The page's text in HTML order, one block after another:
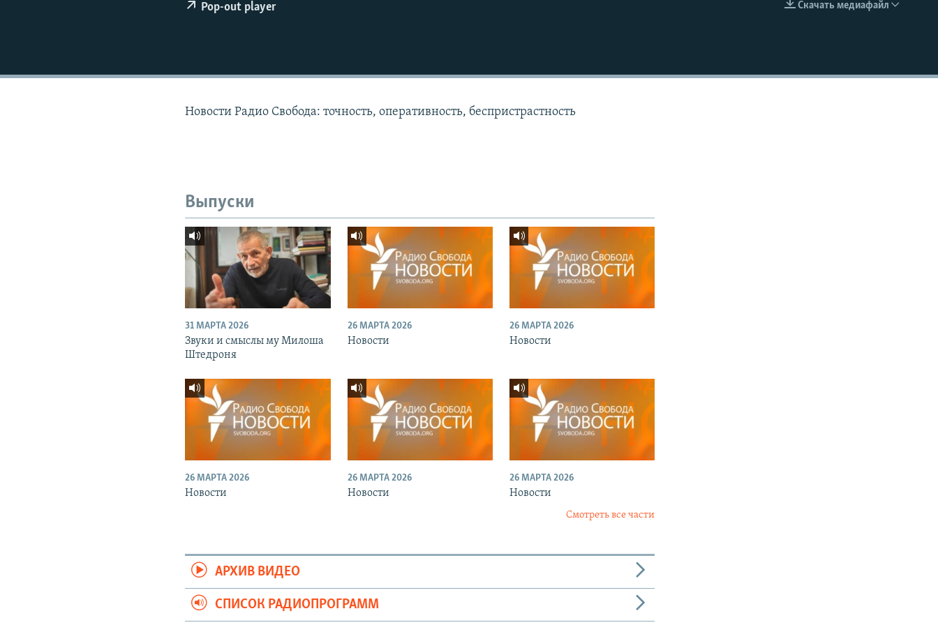
EMBED
Скачать медиафайл
Pop-out player
Новости Радио Свобода: точность, оперативность, беспристрастность
Выпуски
31 МАРТА 2026
Звуки и смыслы му Милоша
Штедроня
26 МАРТА 2026
Новости
26 МАРТА 2026
Новости
26 МАРТА 2026
Новости
26 МАРТА 2026
Новости
26 МАРТА 2026
Новости
Смотреть все части
АРХИВ ВИДЕО
СПИСОК РАДИОПРОГРАММ